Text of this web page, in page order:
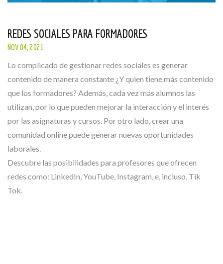
REDES SOCIALES PARA FORMADORES
NOV 04, 2021
Lo complicado de gestionar redes sociales es generar
contenido de manera constante ¿Y quien tiene más contenido
que los formadores? Además, cada vez más alumnos las
utilizan, por lo que pueden mejorar la interacción y el interés
por las asignaturas y cursos. Por otro lado, crear una
comunidad online puede generar nuevas oportunidades
laborales.
Descubre las posibilidades para profesores que ofrecen
redes como: LinkedIn, YouTube, Instagram, e, incluso, Tik
Tok.